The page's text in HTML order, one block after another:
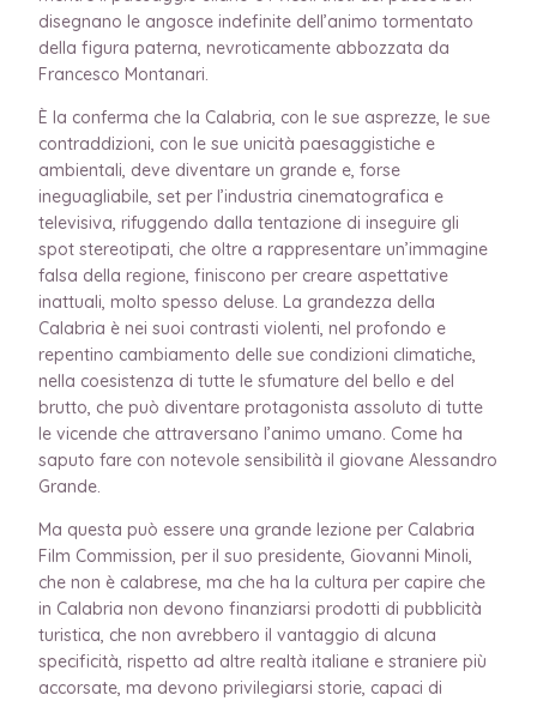
disegnano le angosce indefinite dell’animo tormentato
della figura paterna, nevroticamente abbozzata da
Francesco Montanari.
È la conferma che la Calabria, con le sue asprezze, le sue
contraddizioni, con le sue unicità paesaggistiche e
ambientali, deve diventare un grande e, forse
ineguagliabile, set per l’industria cinematografica e
televisiva, rifuggendo dalla tentazione di inseguire gli
spot stereotipati, che oltre a rappresentare un’immagine
falsa della regione, finiscono per creare aspettative
inattuali, molto spesso deluse. La grandezza della
Calabria è nei suoi contrasti violenti, nel profondo e
repentino cambiamento delle sue condizioni climatiche,
nella coesistenza di tutte le sfumature del bello e del
brutto, che può diventare protagonista assoluto di tutte
le vicende che attraversano l’animo umano. Come ha
saputo fare con notevole sensibilità il giovane Alessandro
Grande.
Ma questa può essere una grande lezione per Calabria
Film Commission, per il suo presidente, Giovanni Minoli,
che non è calabrese, ma che ha la cultura per capire che
in Calabria non devono finanziarsi prodotti di pubblicità
turistica, che non avrebbero il vantaggio di alcuna
specificità, rispetto ad altre realtà italiane e straniere più
accorsate, ma devono privilegiarsi storie, capaci di